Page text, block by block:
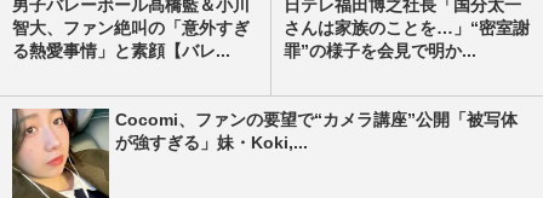
男子バレーボール髙橋藍＆小川
智大、ファン絶叫の「意外すぎ
る熱愛事情」と素顔【バレ...
日テレ福田博之社長「国分太一
さんは家族のことを…」“密室謝
罪”の様子を会見で明か...
Cocomi、ファンの要望で“カメラ講座”公開「被写体
が強すぎる」妹・Koki,...